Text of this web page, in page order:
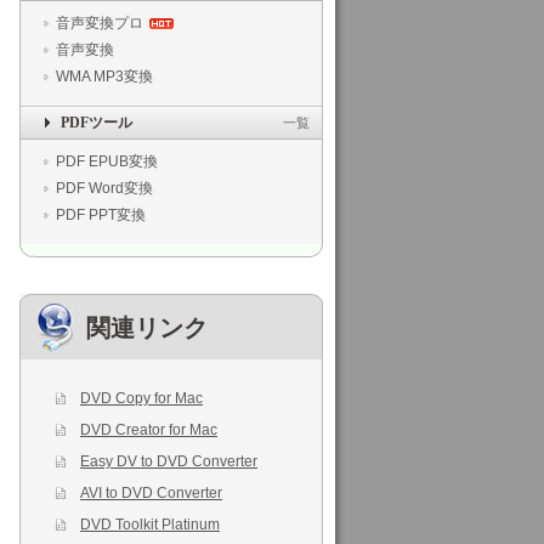
音声変換プロ
音声変換
WMA MP3変換
PDFツール 一覧
PDF EPUB変換
PDF Word変換
PDF PPT変換
関連リンク
DVD Copy for Mac
DVD Creator for Mac
Easy DV to DVD Converter
AVI to DVD Converter
DVD Toolkit Platinum